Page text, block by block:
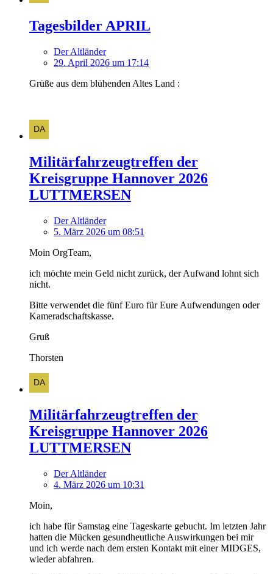
Tagesbilder APRIL
Der Altländer
29. April 2026 um 17:14
Grüße aus dem blühenden Altes Land :
Militärfahrzeugtreffen der
Kreisgruppe Hannover 2026
LUTTMERSEN
Der Altländer
5. März 2026 um 08:51
Moin OrgTeam,
ich möchte mein Geld nicht zurück, der Aufwand lohnt sich
nicht.
Bitte verwendet die fünf Euro für Eure Aufwendungen oder
Kameradschaftskasse.
Gruß
Thorsten
Militärfahrzeugtreffen der
Kreisgruppe Hannover 2026
LUTTMERSEN
Der Altländer
4. März 2026 um 10:31
Moin,
ich habe für Samstag eine Tageskarte gebucht. Im letzten Jahr
hatten die Mücken gesundheutliche Auswirkungen bei mir
und ich werde nach dem ersten Kontakt mit einer MIDGES,
wieder abfahren.